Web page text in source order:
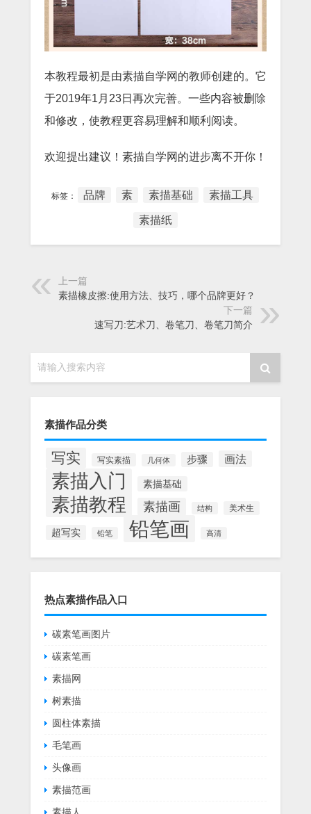
本教程最初是由素描自学网的教师创建的。它
于2019年1月23日再次完善。一些内容被删除
和修改，使教程更容易理解和顺利阅读。
欢迎提出建议！素描自学网的进步离不开你！
标签： 品牌 素 素描基础 素描工具
素描纸
上一篇
素描橡皮擦:使用方法、技巧，哪个品牌更好？
下一篇
速写刀:艺术刀、卷笔刀、卷笔刀简介
请输入搜索内容
素描作品分类
写实 写实素描 几何体 步骤 画法
素描入门 素描基础
素描教程 素描画 结构 美术生
超写实 铅笔 铅笔画 高清
热点素描作品入口
碳素笔画图片
碳素笔画
素描网
树素描
圆柱体素描
毛笔画
头像画
素描范画
素描人